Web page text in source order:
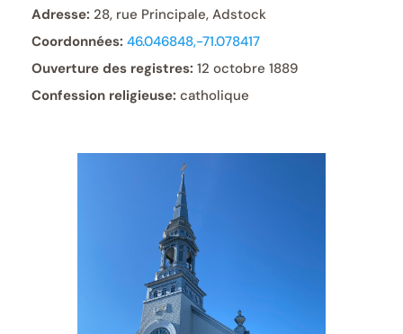
Adresse: 28, rue Principale, Adstock
Coordonnées: 46.046848,-71.078417
Ouverture des registres: 12 octobre 1889
Confession religieuse: catholique